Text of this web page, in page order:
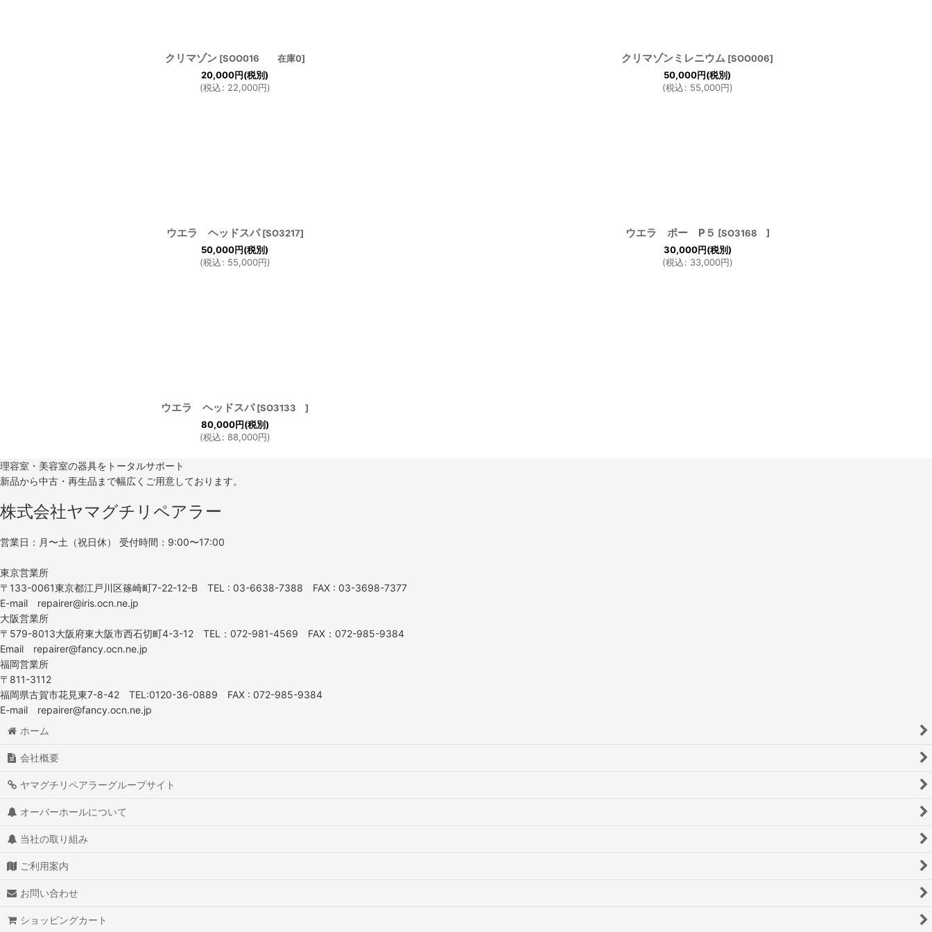
クリマゾン [SOO016 在庫0]
20,000円(税別)
(税込: 22,000円)
クリマゾンミレニウム [SOO006]
50,000円(税別)
(税込: 55,000円)
ウエラ ヘッドスパ [SO3217]
50,000円(税別)
(税込: 55,000円)
ウエラ ポー P５ [SO3168 ]
30,000円(税別)
(税込: 33,000円)
ウエラ ヘッドスパ [SO3133 ]
80,000円(税別)
(税込: 88,000円)
理容室・美容室の器具をトータルサポート
新品から中古・再生品まで幅広くご用意しております。
株式会社ヤマグチリペアラー
営業日：月〜土（祝日休） 受付時間：9:00〜17:00
東京営業所
〒133-0061東京都江戸川区篠崎町7-22-12-B TEL : 03-6638-7388 FAX : 03-3698-7377
E-mail repairer@iris.ocn.ne.jp
大阪営業所
〒579-8013大阪府東大阪市西石切町4-3-12 TEL：072-981-4569 FAX：072-985-9384
Email repairer@fancy.ocn.ne.jp
福岡営業所
〒811-3112
福岡県古賀市花見東7-8-42 TEL:0120-36-0889 FAX : 072-985-9384
E-mail repairer@fancy.ocn.ne.jp
ホーム
会社概要
ヤマグチリペアラーグループサイト
オーバーホールについて
当社の取り組み
ご利用案内
お問い合わせ
ショッピングカート